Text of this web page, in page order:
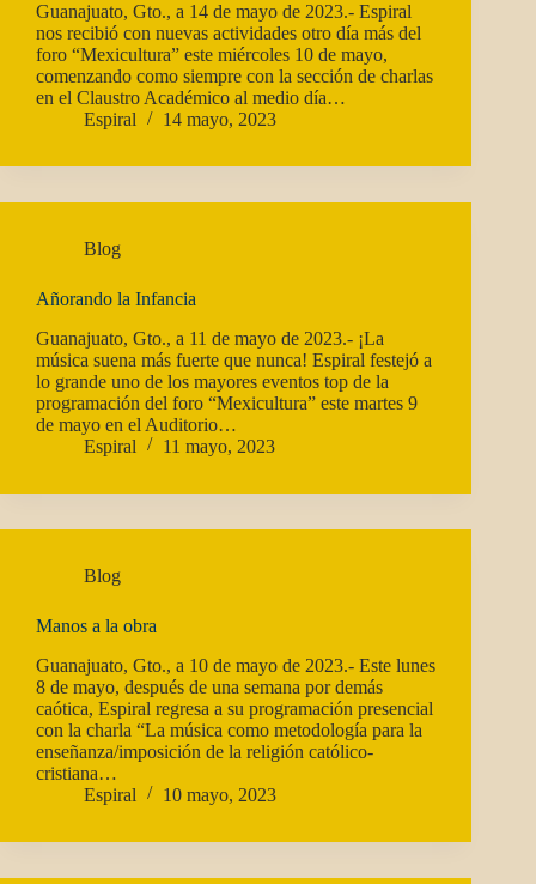
Guanajuato, Gto., a 14 de mayo de 2023.- Espiral
nos recibió con nuevas actividades otro día más del
foro “Mexicultura” este miércoles 10 de mayo,
comenzando como siempre con la sección de charlas
en el Claustro Académico al medio día…
Espiral
14 mayo, 2023
Blog
Añorando la Infancia
Guanajuato, Gto., a 11 de mayo de 2023.- ¡La
música suena más fuerte que nunca! Espiral festejó a
lo grande uno de los mayores eventos top de la
programación del foro “Mexicultura” este martes 9
de mayo en el Auditorio…
Espiral
11 mayo, 2023
Blog
Manos a la obra
Guanajuato, Gto., a 10 de mayo de 2023.- Este lunes
8 de mayo, después de una semana por demás
caótica, Espiral regresa a su programación presencial
con la charla “La música como metodología para la
enseñanza/imposición de la religión católico-
cristiana…
Espiral
10 mayo, 2023